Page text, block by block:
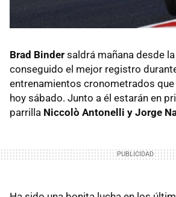
Brad Binder saldrá mañana desde
conseguido el mejor registro
entrenamientos cronometrados que
hoy sábado. Junto a él estarán en
parrilla Niccolò Antonelli y Jorge